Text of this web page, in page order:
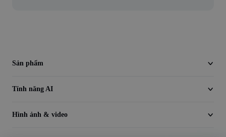
Sản phẩm
Tính năng AI
Hình ảnh & video